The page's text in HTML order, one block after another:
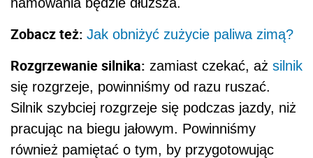
Zobacz też: Jak obniżyć zużycie paliwa zimą?
Rozgrzewanie silnika: zamiast czekać, aż silnik
się rozgrzeje, powinniśmy od razu ruszać.
Silnik szybciej rozgrzeje się podczas jazdy, niż
pracując na biegu jałowym. Powinniśmy
również pamiętać o tym, by przygotowując